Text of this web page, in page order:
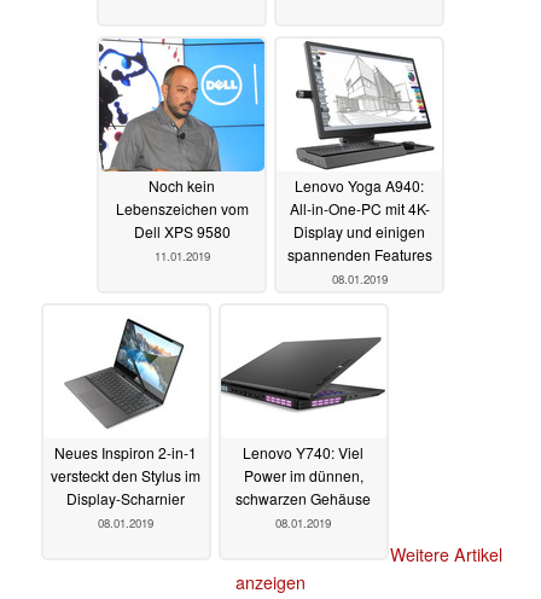
Noch kein
Lebenszeichen vom
Dell XPS 9580
11.01.2019
Lenovo Yoga A940:
All-in-One-PC mit 4K-
Display und einigen
spannenden Features
08.01.2019
Neues Inspiron 2-in-1
versteckt den Stylus im
Display-Scharnier
08.01.2019
Lenovo Y740: Viel
Power im dünnen,
schwarzen Gehäuse
08.01.2019
Weitere Artikel
anzeigen